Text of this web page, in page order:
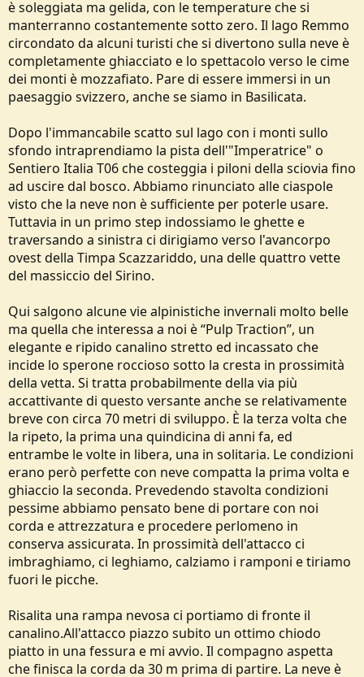
è soleggiata ma gelida, con le temperature che si
manterranno costantemente sotto zero. Il lago Remmo
circondato da alcuni turisti che si divertono sulla neve è
completamente ghiacciato e lo spettacolo verso le cime
dei monti è mozzafiato. Pare di essere immersi in un
paesaggio svizzero, anche se siamo in Basilicata.
Dopo l'immancabile scatto sul lago con i monti sullo
sfondo intraprendiamo la pista dell'"Imperatrice" o
Sentiero Italia T06 che costeggia i piloni della sciovia fino
ad uscire dal bosco. Abbiamo rinunciato alle ciaspole
visto che la neve non è sufficiente per poterle usare.
Tuttavia in un primo step indossiamo le ghette e
traversando a sinistra ci dirigiamo verso l'avancorpo
ovest della Timpa Scazzariddo, una delle quattro vette
del massiccio del Sirino.
Qui salgono alcune vie alpinistiche invernali molto belle
ma quella che interessa a noi è “Pulp Traction”, un
elegante e ripido canalino stretto ed incassato che
incide lo sperone roccioso sotto la cresta in prossimità
della vetta. Si tratta probabilmente della via più
accattivante di questo versante anche se relativamente
breve con circa 70 metri di sviluppo. È la terza volta che
la ripeto, la prima una quindicina di anni fa, ed
entrambe le volte in libera, una in solitaria. Le condizioni
erano però perfette con neve compatta la prima volta e
ghiaccio la seconda. Prevedendo stavolta condizioni
pessime abbiamo pensato bene di portare con noi
corda e attrezzatura e procedere perlomeno in
conserva assicurata. In prossimità dell'attacco ci
imbraghiamo, ci leghiamo, calziamo i ramponi e tiriamo
fuori le picche.
Risalita una rampa nevosa ci portiamo di fronte il
canalino.All'attacco piazzo subito un ottimo chiodo
piatto in una fessura e mi avvio. Il compagno aspetta
che finisca la corda da 30 m prima di partire. La neve è